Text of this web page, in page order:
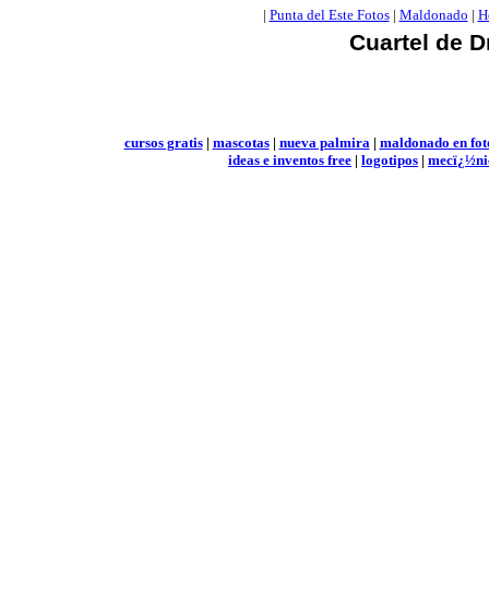
| Punta del Este Fotos| Maldonado |
Cuartel de
cursos gratis| mascotas| nueva palmira| maldonado en
ideas e inventos free | logotipos |